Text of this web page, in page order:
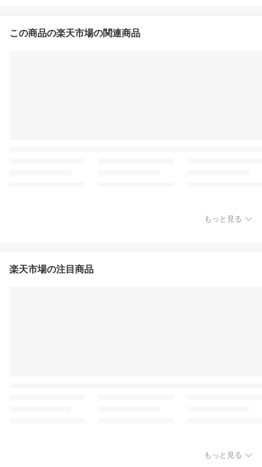
この商品の楽天市場の関連商品
もっと見る
楽天市場の注目商品
もっと見る